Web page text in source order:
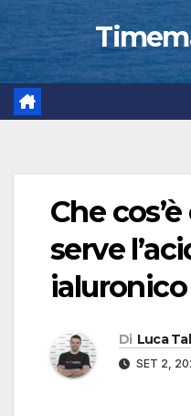
Che
serve
ialuronico
Di Luca
SET 2,